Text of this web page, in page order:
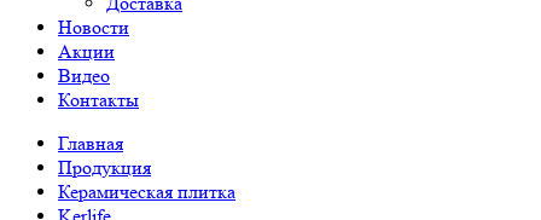
Новости
Акции
Видео
Контакты
Главная
Продукция
Керамическая плитка